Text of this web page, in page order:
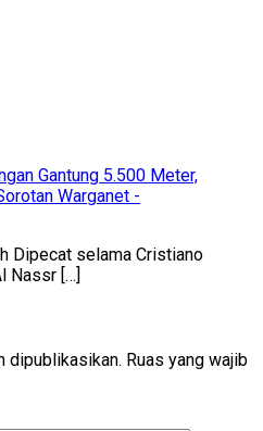
Gantung 5.500 Meter,
Warganet -
Dipecat selama Cristiano
Nassr […]
dipublikasikan. Ruas yang wajib